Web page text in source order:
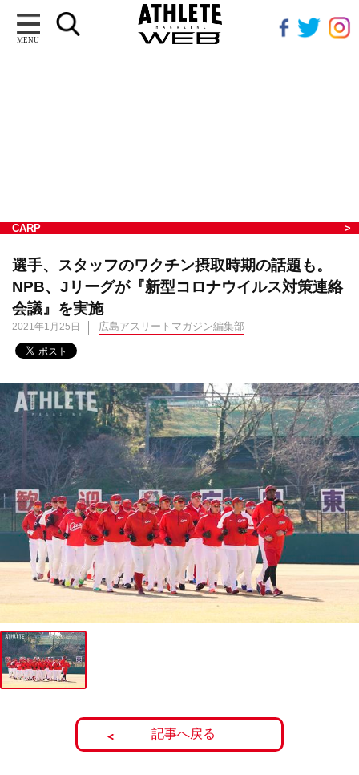
MENU
CARP
選手、スタッフのワクチン摂取時期の話題も。
NPB、Jリーグが『新型コロナウイルス対策連絡
会議』を実施
2021年1月25日 広島アスリートマガジン編集部
記事へ戻る